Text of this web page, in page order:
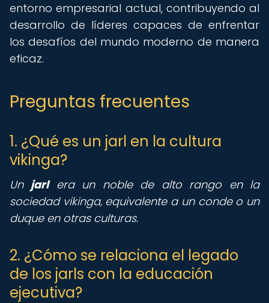
entorno empresarial actual, contribuyendo al
desarrollo de líderes capaces de enfrentar
los desafíos del mundo moderno de manera
eficaz.
Preguntas frecuentes
1. ¿Qué es un jarl en la cultura
vikinga?
Un jarlera un noble de alto rango en la
sociedad vikinga, equivalente a un conde o un
duque en otras culturas.
2. ¿Cómo se relaciona el legado
de los jarls con la educación
ejecutiva?